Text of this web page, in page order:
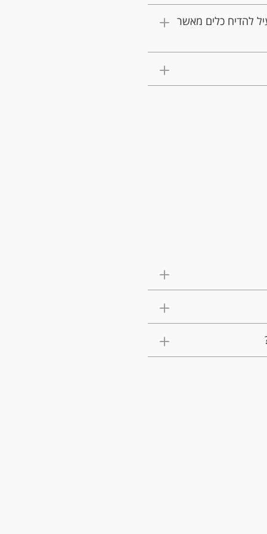
להדיח כלים מאשר